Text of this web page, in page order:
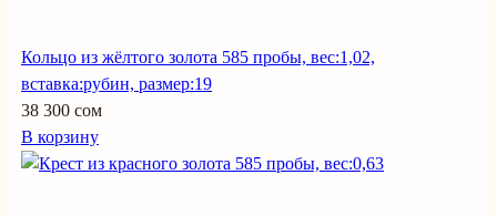
Кольцо из жёлтого золота 585 пробы, вес:1,02,
вставка:рубин, размер:19
38 300 сом
В корзину